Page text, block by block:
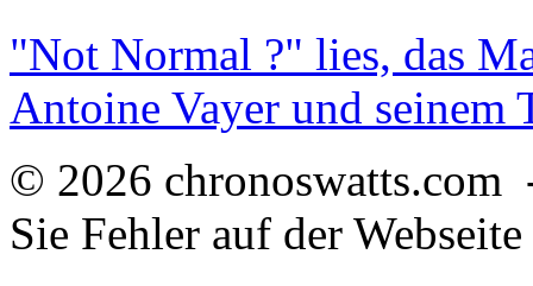
"Not Normal ?" lies, das
Antoine Vayer und seinem
© 2026
Sie Fehler auf der